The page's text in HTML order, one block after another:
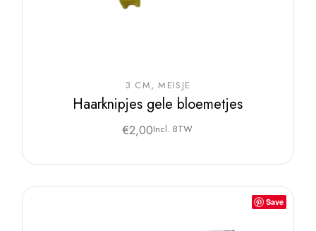
3 CM MEISJE
Haarknipjes gele bloemetjes
€2,00Incl. BTW
Save